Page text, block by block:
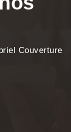
Couverture